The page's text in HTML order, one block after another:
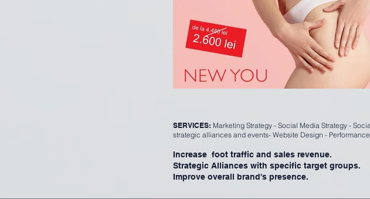
SERVICES: Marketing Strategy - Social Media Strategy -
strategic alliances and events- Website Design -
Increase foot traffic and sales revenue.
Strategic Alliances with specific target groups.
Improve overall brand's presence.